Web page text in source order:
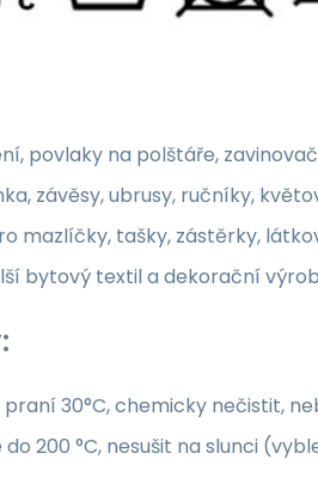
povlaky na polštáře,
závěsy, ubrusy, ručníky,
mazlíčky, tašky, zástěrky,
bytový textil a dekorační
30°C, chemicky nečistit,
200 °C, nesušit na slunci